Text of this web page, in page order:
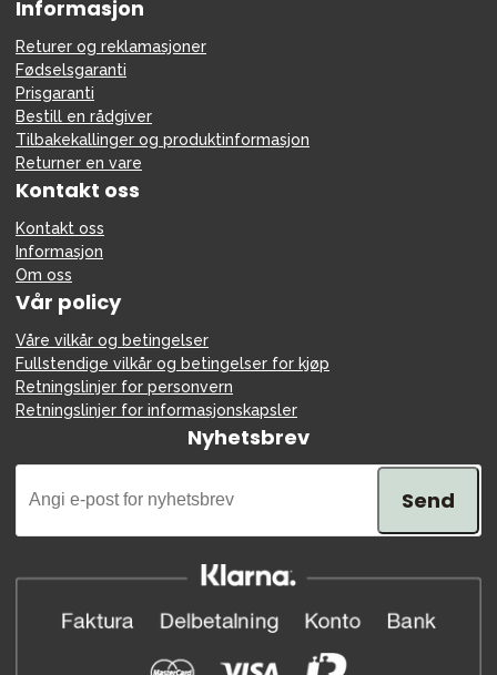
Informasjon
Returer og reklamasjoner
Fødselsgaranti
Prisgaranti
Bestill en rådgiver
Tilbakekallinger og produktinformasjon
Returner en vare
Kontakt oss
Kontakt oss
Informasjon
Om oss
Vår policy
Våre vilkår og betingelser
Fullstendige vilkår og betingelser for kjøp
Retningslinjer for personvern
Retningslinjer for informasjonskapsler
Nyhetsbrev
Send